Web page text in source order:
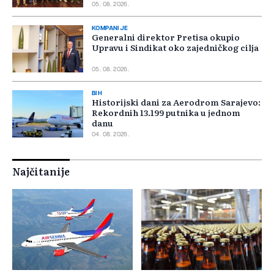
05. 08. 2026.
KOMPANIJE
Generalni direktor Pretisa okupio
Upravu i Sindikat oko zajedničkog cilja
05. 08. 2026.
BIH
Historijski dani za Aerodrom Sarajevo:
Rekordnih 13.199 putnika u jednom
danu
04. 08. 2026.
Najčitanije